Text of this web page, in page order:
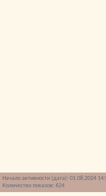
Начало активности (дата): 01.08.2024
Количество показов: 624